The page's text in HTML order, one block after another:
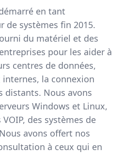
en tant
de systèmes fin 2015.
du matériel et des
pour les aider à
centres de données,
internes, la connexion
distants. Nous avons
Windows et Linux,
des systèmes de
avons offert nos
à ceux qui en